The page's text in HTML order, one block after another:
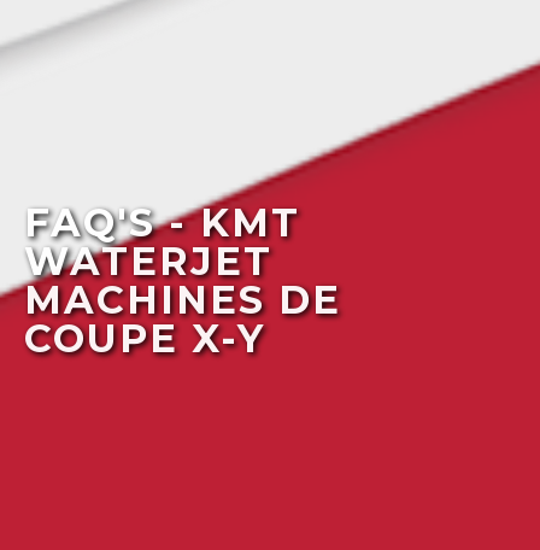
FAQ'S - KMT
WATERJET
MACHINES DE
COUPE X-Y